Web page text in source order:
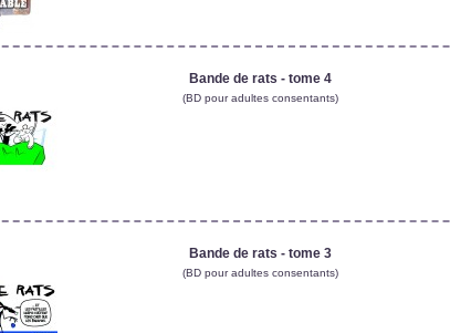
Bande de rats - tome 4
(BD pour adultes consentants)
Bande de rats - tome 3
(BD pour adultes consentants)